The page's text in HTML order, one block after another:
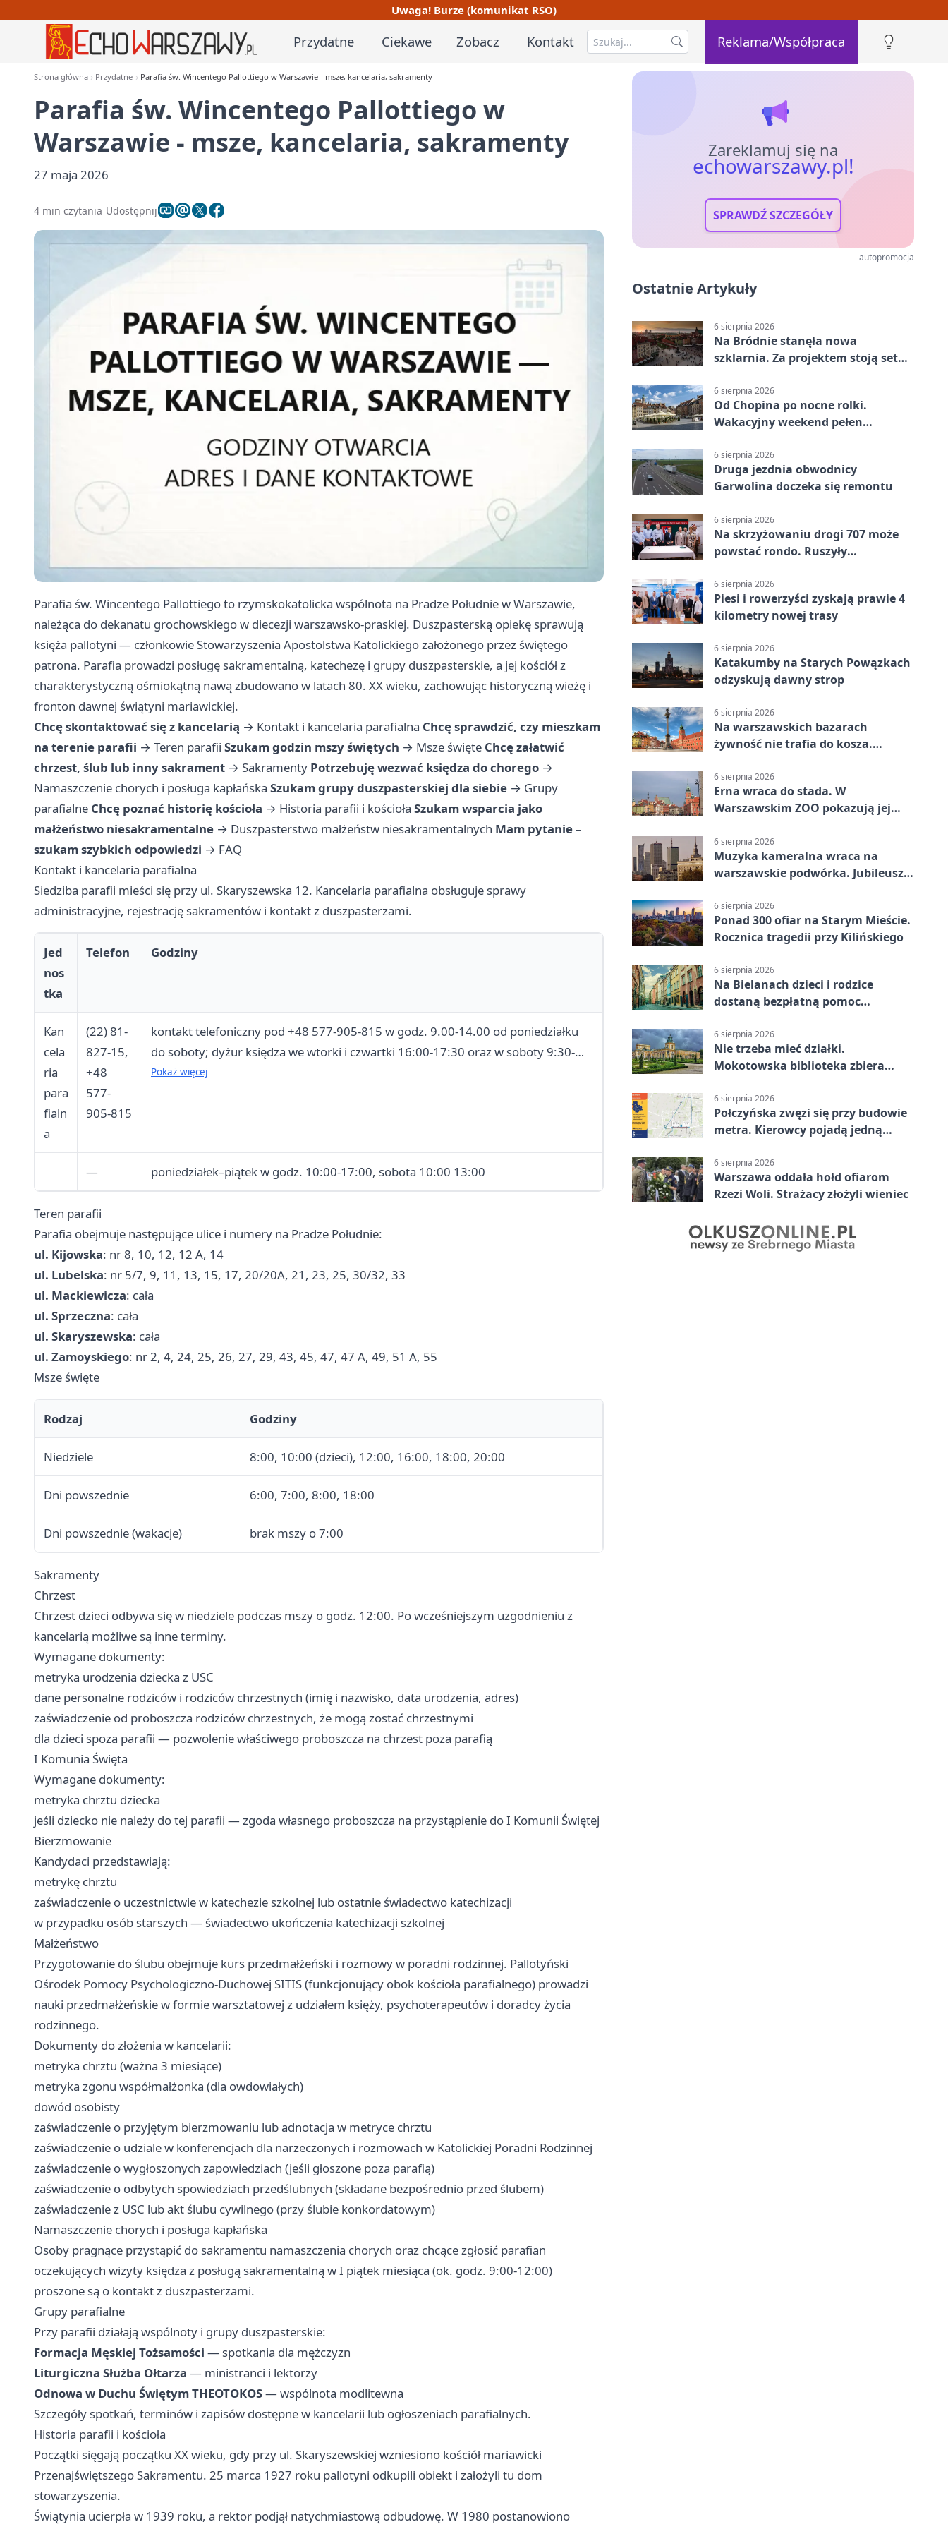
Uwaga! Burze (komunikat RSO)
Przydatne Ciekawe Zobacz Kontakt Reklama/Współpraca
Strona główna Przydatne Parafia św. Wincentego Pallottiego w Warszawie - msze, kancelaria, sakramenty
Parafia św. Wincentego Pallottiego w
Warszawie - msze, kancelaria, sakramenty
27 maja 2026
4 min czytania Udostępnij
Parafia św. Wincentego Pallottiego to rzymskokatolicka wspólnota na Pradze Południe w Warszawie,
należąca do dekanatu grochowskiego w diecezji warszawsko-praskiej. Duszpasterską opiekę sprawują
księża pallotyni — członkowie Stowarzyszenia Apostolstwa Katolickiego założonego przez świętego
patrona. Parafia prowadzi posługę sakramentalną, katechezę i grupy duszpasterskie, a jej kościół z
charakterystyczną ośmiokątną nawą zbudowano w latach 80. XX wieku, zachowując historyczną wieżę i
fronton dawnej świątyni mariawickiej.
Chcę skontaktować się z kancelarią → Kontakt i kancelaria parafialna Chcę sprawdzić, czy mieszkam
na terenie parafii → Teren parafii Szukam godzin mszy świętych → Msze święte Chcę załatwić
chrzest, ślub lub inny sakrament → Sakramenty Potrzebuję wezwać księdza do chorego →
Namaszczenie chorych i posługa kapłańska Szukam grupy duszpasterskiej dla siebie → Grupy
parafialne Chcę poznać historię kościoła → Historia parafii i kościoła Szukam wsparcia jako
małżeństwo niesakramentalne → Duszpasterstwo małżeństw niesakramentalnych Mam pytanie –
szukam szybkich odpowiedzi → FAQ
Kontakt i kancelaria parafialna
Siedziba parafii mieści się przy ul. Skaryszewska 12. Kancelaria parafialna obsługuje sprawy
administracyjne, rejestrację sakramentów i kontakt z duszpasterzami.
Jed
nos
tka
Telefon Godziny
Kan
cela
ria
para
fialn
a
(22) 81-
827-15,
+48
577-
905-815
kontakt telefoniczny pod +48 577-905-815 w godz. 9.00-14.00 od poniedziałku
do soboty; dyżur księdza we wtorki i czwartki 16:00-17:30 oraz w soboty 9:30-
11:00; przyjmowanie intencji pn-sb 10:00-12:00 i 15:00-17:00 oraz w niedziele po
Pokaż więcej
— poniedziałek–piątek w godz. 10:00-17:00, sobota 10:00 13:00
Teren parafii
Parafia obejmuje następujące ulice i numery na Pradze Południe:
ul. Kijowska: nr 8, 10, 12, 12 A, 14
ul. Lubelska: nr 5/7, 9, 11, 13, 15, 17, 20/20A, 21, 23, 25, 30/32, 33
ul. Mackiewicza: cała
ul. Sprzeczna: cała
ul. Skaryszewska: cała
ul. Zamoyskiego: nr 2, 4, 24, 25, 26, 27, 29, 43, 45, 47, 47 A, 49, 51 A, 55
Msze święte
Rodzaj Godziny
Niedziele 8:00, 10:00 (dzieci), 12:00, 16:00, 18:00, 20:00
Dni powszednie 6:00, 7:00, 8:00, 18:00
Dni powszednie (wakacje) brak mszy o 7:00
Sakramenty
Chrzest
Chrzest dzieci odbywa się w niedziele podczas mszy o godz. 12:00. Po wcześniejszym uzgodnieniu z
kancelarią możliwe są inne terminy.
Wymagane dokumenty:
metryka urodzenia dziecka z USC
dane personalne rodziców i rodziców chrzestnych (imię i nazwisko, data urodzenia, adres)
zaświadczenie od proboszcza rodziców chrzestnych, że mogą zostać chrzestnymi
dla dzieci spoza parafii — pozwolenie właściwego proboszcza na chrzest poza parafią
I Komunia Święta
Wymagane dokumenty:
metryka chrztu dziecka
jeśli dziecko nie należy do tej parafii — zgoda własnego proboszcza na przystąpienie do I Komunii Świętej
Bierzmowanie
Kandydaci przedstawiają:
metrykę chrztu
zaświadczenie o uczestnictwie w katechezie szkolnej lub ostatnie świadectwo katechizacji
w przypadku osób starszych — świadectwo ukończenia katechizacji szkolnej
Małżeństwo
Przygotowanie do ślubu obejmuje kurs przedmałżeński i rozmowy w poradni rodzinnej. Pallotyński
Ośrodek Pomocy Psychologiczno-Duchowej SITIS (funkcjonujący obok kościoła parafialnego) prowadzi
nauki przedmałżeńskie w formie warsztatowej z udziałem księży, psychoterapeutów i doradcy życia
rodzinnego.
Dokumenty do złożenia w kancelarii:
metryka chrztu (ważna 3 miesiące)
metryka zgonu współmałżonka (dla owdowiałych)
dowód osobisty
zaświadczenie o przyjętym bierzmowaniu lub adnotacja w metryce chrztu
zaświadczenie o udziale w konferencjach dla narzeczonych i rozmowach w Katolickiej Poradni Rodzinnej
zaświadczenie o wygłoszonych zapowiedziach (jeśli głoszone poza parafią)
zaświadczenie o odbytych spowiedziach przedślubnych (składane bezpośrednio przed ślubem)
zaświadczenie z USC lub akt ślubu cywilnego (przy ślubie konkordatowym)
Namaszczenie chorych i posługa kapłańska
Osoby pragnące przystąpić do sakramentu namaszczenia chorych oraz chcące zgłosić parafian
oczekujących wizyty księdza z posługą sakramentalną w I piątek miesiąca (ok. godz. 9:00-12:00)
proszone są o kontakt z duszpasterzami.
Grupy parafialne
Przy parafii działają wspólnoty i grupy duszpasterskie:
Formacja Męskiej Tożsamości — spotkania dla mężczyzn
Liturgiczna Służba Ołtarza — ministranci i lektorzy
Odnowa w Duchu Świętym THEOTOKOS— wspólnota modlitewna
Szczegóły spotkań, terminów i zapisów dostępne w kancelarii lub ogłoszeniach parafialnych.
Historia parafii i kościoła
Początki sięgają początku XX wieku, gdy przy ul. Skaryszewskiej wzniesiono kościół mariawicki
Przenajświętszego Sakramentu. 25 marca 1927 roku pallotyni odkupili obiekt i założyli tu dom
stowarzyszenia.
Świątynia ucierpła w 1939 roku, a rektor podjął natychmiastową odbudowę. W 1980 postanowiono
Zareklamuj się na
echowarszawy.pl!
SPRAWDŹ SZCZEGÓŁY
autopromocja
Ostatnie Artykuły
6 sierpnia 2026
Na Bródnie stanęła nowa
szklarnia. Za projektem stoją setki
6 sierpnia 2026
Od Chopina po nocne rolki.
Wakacyjny weekend pełen
6 sierpnia 2026
Druga jezdnia obwodnicy
Garwolina doczeka się remontu
6 sierpnia 2026
Na skrzyżowaniu drogi 707 może
powstać rondo. Ruszyły
6 sierpnia 2026
Piesi i rowerzyści zyskają prawie 4
kilometry nowej trasy
6 sierpnia 2026
Katakumby na Starych Powązkach
odzyskują dawny strop
6 sierpnia 2026
Na warszawskich bazarach
żywność nie trafia do kosza.
6 sierpnia 2026
Erna wraca do stada. W
Warszawskim ZOO pokazują jej
6 sierpnia 2026
Muzyka kameralna wraca na
warszawskie podwórka. Jubileusz
6 sierpnia 2026
Ponad 300 ofiar na Starym Mieście.
Rocznica tragedii przy Kilińskiego
6 sierpnia 2026
Na Bielanach dzieci i rodzice
dostaną bezpłatną pomoc
6 sierpnia 2026
Nie trzeba mieć działki.
Mokotowska biblioteka zbiera
6 sierpnia 2026
Połczyńska zwęzi się przy budowie
metra. Kierowcy pojadą jedną
6 sierpnia 2026
Warszawa oddała hołd ofiarom
Rzezi Woli. Strażacy złożyli wieniec